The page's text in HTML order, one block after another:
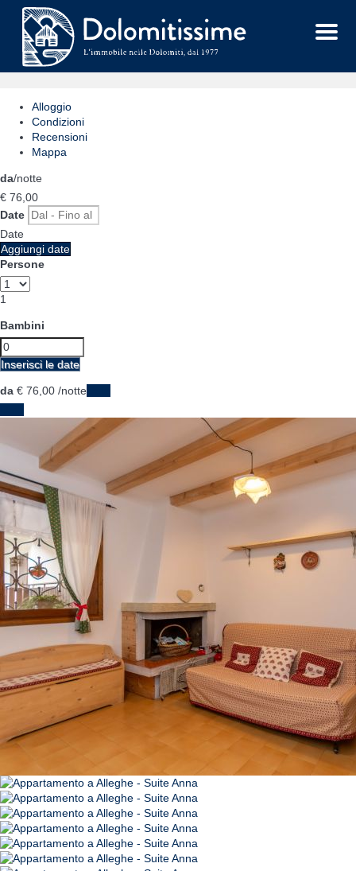
Menu
Alloggio
Condizioni
Recensioni
Mappa
da/notte
€ 76, 00
Date
Date
Aggiungi date
Persone
1
Bambini
Inserisci le date
da € 76, 00 /notte